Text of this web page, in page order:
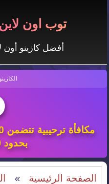
توب اون
أفضل كازينو أون
بحدود 5,000$
الصفحة الرئيسية »